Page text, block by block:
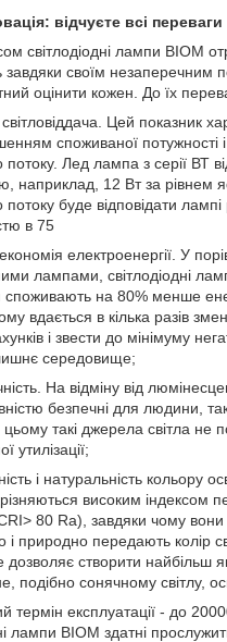
відчуєте всі переваги
світлодіодні лампи BIOM
завдяки своїм незаперечним
оцінити кожен. До їх
Цей показник
споживаної потужності і
потоку. Лед лампа з серії ВТ
наприклад, 12 Вт за рівнем
потоку буде відповідати
в 75
електроенергії. У
лампами, світлодіодні
споживають на 80% менше
вдається в кілька разів
і звести до мінімуму
середовище;
На відміну від
безпечні для людини,
цьому такі джерела світла не
утилізації;
і натуральність кольору
високим індексом
80 Ra), завдяки чому
і природно передають колір
дозволяє створити найбільш
подібно сонячному світлу,
термін експлуатації - до
лампи BIOM здатні